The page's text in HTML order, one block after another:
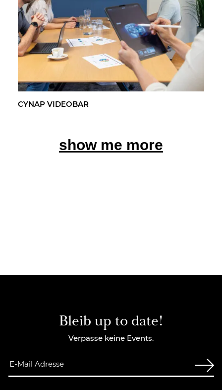
CYNAP VI­DEO­BAR
show me more
Bleib up to date!
Verpasse keine Events.